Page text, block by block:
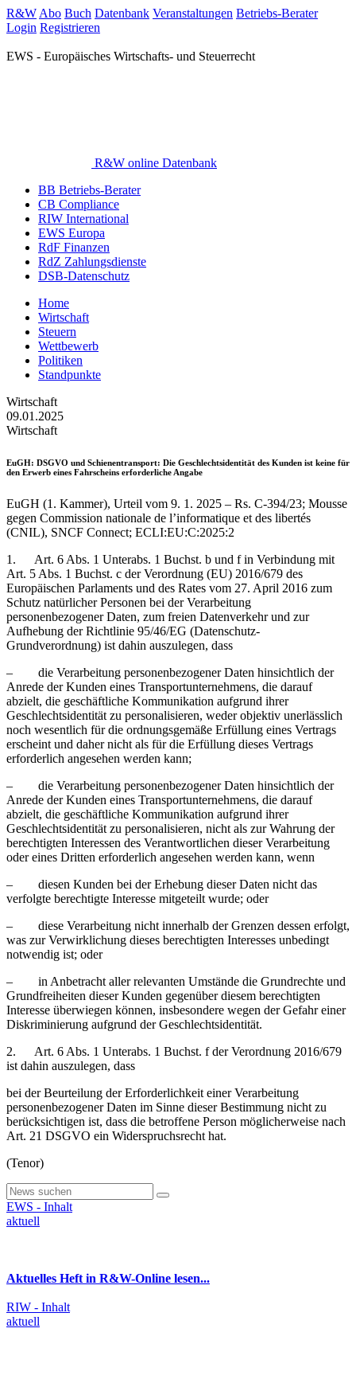
R&W Abo Buch Datenbank Veranstaltungen Betriebs-Berater
Login Registrieren
EWS - Europäisches Wirtschafts- und Steuerrecht
R&W online Datenbank
BB Betriebs-Berater
CB Compliance
RIW International
EWS Europa
RdF Finanzen
RdZ Zahlungsdienste
DSB-Datenschutz
Home
Wirtschaft
Steuern
Wettbewerb
Politiken
Standpunkte
Wirtschaft
09.01.2025
Wirtschaft
EuGH: DSGVO und Schienentransport: Die Geschlechtsidentität des Kunden ist keine für
den Erwerb eines Fahrscheins erforderliche Angabe
EuGH (1. Kammer), Urteil vom 9. 1. 2025 – Rs. C-394/23; Mousse
gegen Commission nationale de l’informatique et des libertés
(CNIL), SNCF Connect; ECLI:EU:C:2025:2
1. Art. 6 Abs. 1 Unterabs. 1 Buchst. b und f in Verbindung mit
Art. 5 Abs. 1 Buchst. c der Verordnung (EU) 2016/679 des
Europäischen Parlaments und des Rates vom 27. April 2016 zum
Schutz natürlicher Personen bei der Verarbeitung
personenbezogener Daten, zum freien Datenverkehr und zur
Aufhebung der Richtlinie 95/46/EG (Datenschutz-
Grundverordnung) ist dahin auszulegen, dass
– die Verarbeitung personenbezogener Daten hinsichtlich der
Anrede der Kunden eines Transportunternehmens, die darauf
abzielt, die geschäftliche Kommunikation aufgrund ihrer
Geschlechtsidentität zu personalisieren, weder objektiv unerlässlich
noch wesentlich für die ordnungsgemäße Erfüllung eines Vertrags
erscheint und daher nicht als für die Erfüllung dieses Vertrags
erforderlich angesehen werden kann;
– die Verarbeitung personenbezogener Daten hinsichtlich der
Anrede der Kunden eines Transportunternehmens, die darauf
abzielt, die geschäftliche Kommunikation aufgrund ihrer
Geschlechtsidentität zu personalisieren, nicht als zur Wahrung der
berechtigten Interessen des Verantwortlichen dieser Verarbeitung
oder eines Dritten erforderlich angesehen werden kann, wenn
– diesen Kunden bei der Erhebung dieser Daten nicht das
verfolgte berechtigte Interesse mitgeteilt wurde; oder
– diese Verarbeitung nicht innerhalb der Grenzen dessen erfolgt,
was zur Verwirklichung dieses berechtigten Interesses unbedingt
notwendig ist; oder
– in Anbetracht aller relevanten Umstände die Grundrechte und
Grundfreiheiten dieser Kunden gegenüber diesem berechtigten
Interesse überwiegen können, insbesondere wegen der Gefahr einer
Diskriminierung aufgrund der Geschlechtsidentität.
2. Art. 6 Abs. 1 Unterabs. 1 Buchst. f der Verordnung 2016/679
ist dahin auszulegen, dass
bei der Beurteilung der Erforderlichkeit einer Verarbeitung
personenbezogener Daten im Sinne dieser Bestimmung nicht zu
berücksichtigen ist, dass die betroffene Person möglicherweise nach
Art. 21 DSGVO ein Widerspruchsrecht hat.
(Tenor)
EWS - Inhalt
aktuell
Aktuelles Heft in R&W-Online lesen...
RIW - Inhalt
aktuell